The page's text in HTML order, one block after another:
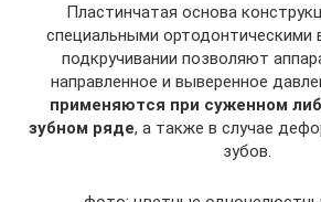
Пластинчатая основа
специальными ортодонтическими
подкручивании позволяют
направленное и выверенное
применяются при суженном
зубном ряде, а также в случае
зубов.